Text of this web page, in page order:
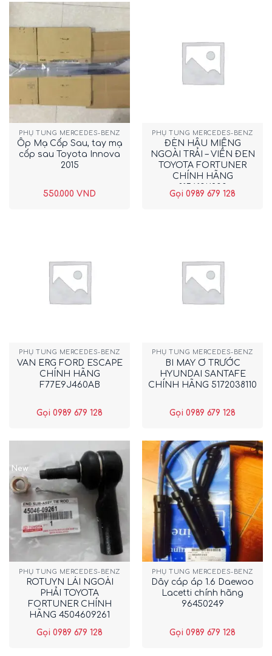
PHỤ TÙNG MERCEDES-BENZ
Ốp Mạ Cốp Sau, tay mạ
cốp sau Toyota Innova
2015
550.000 VND
PHỤ TÙNG MERCEDES-BENZ
ĐÈN HẬU MIẾNG
NGOÀI TRÁI – VIỀN ĐEN
TOYOTA FORTUNER
CHÍNH HÃNG
Gọi 0989 679 128
PHỤ TÙNG MERCEDES-BENZ
VAN ERG FORD ESCAPE
CHÍNH HÃNG
F77E9J460AB
Gọi 0989 679 128
PHỤ TÙNG MERCEDES-BENZ
BI MAY Ơ TRƯỚC
HYUNDAI SANTAFE
CHÍNH HÃNG 5172038110
Gọi 0989 679 128
New
PHỤ TÙNG MERCEDES-BENZ
ROTUYN LÁI NGOÀI
PHẢI TOYOTA
FORTUNER CHÍNH
HÃNG 4504609261
Gọi 0989 679 128
PHỤ TÙNG MERCEDES-BENZ
Dây cáp áp 1.6 Daewoo
Lacetti chính hãng
96450249
Gọi 0989 679 128